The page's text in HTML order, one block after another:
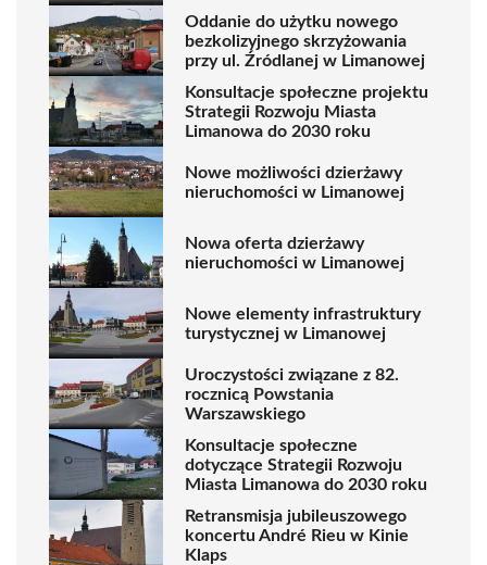
Oddanie do użytku nowego
bezkolizyjnego skrzyżowania
przy ul. Źródlanej w Limanowej
Konsultacje społeczne projektu
Strategii Rozwoju Miasta
Limanowa do 2030 roku
Nowe możliwości dzierżawy
nieruchomości w Limanowej
Nowa oferta dzierżawy
nieruchomości w Limanowej
Nowe elementy infrastruktury
turystycznej w Limanowej
Uroczystości związane z 82.
rocznicą Powstania
Warszawskiego
Konsultacje społeczne
dotyczące Strategii Rozwoju
Miasta Limanowa do 2030 roku
Retransmisja jubileuszowego
koncertu André Rieu w Kinie
Klaps